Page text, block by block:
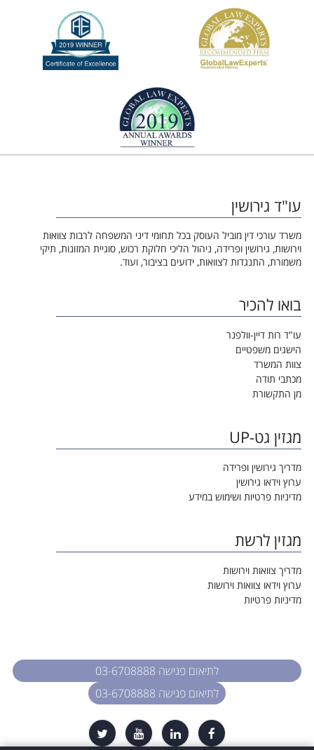
עו"ד גירושין
משרד עורכי דין מוביל העוסק בכל תחומי דיני המשפחה לרבות צוואות
וירושות, גירושין ופרידה, ניהול הליכי חלוקת רכוש, סוגיית המזונות, תיקי
משמורת, התנגדות לצוואות, ידועים בציבור, ועוד.
בואו להכיר
עו"ד רות דיין-וולפנר
הישגים משפטיים
צוות המשרד
מכתבי תודה
מן התקשורת
מגזין גט-UP
מדריך גירושין ופרידה
ערוץ וידאו גירושין
מדיניות פרטיות ושימוש במידע
מגזין לרשת
מדריך צוואות וירושות
ערוץ וידאו צוואות וירושות
מדיניות פרטיות
לתיאום פגישה 03-6708888
לתיאום פגישה 03-6708888